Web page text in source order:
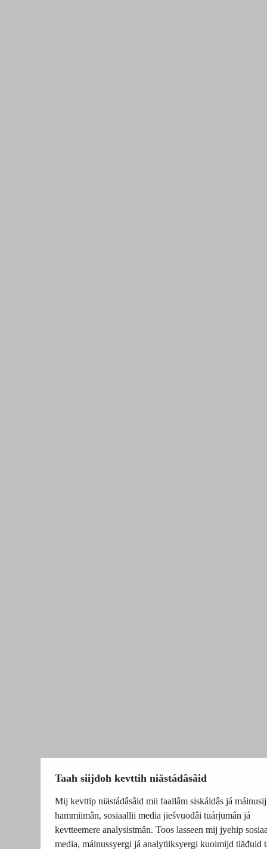
Taah siijđoh kevttih niästádâsâid
Mij kevttip niästádâsâid mii faallâm siskáldâs já máinusij
hammiimân, sosiaallii media jiešvuođâi tuárjumân já
kevtteemere analysistmân. Toos lasseen mij jyehip
media, máinussyergi já analytiiksyergi kuoimijd tiäđuid